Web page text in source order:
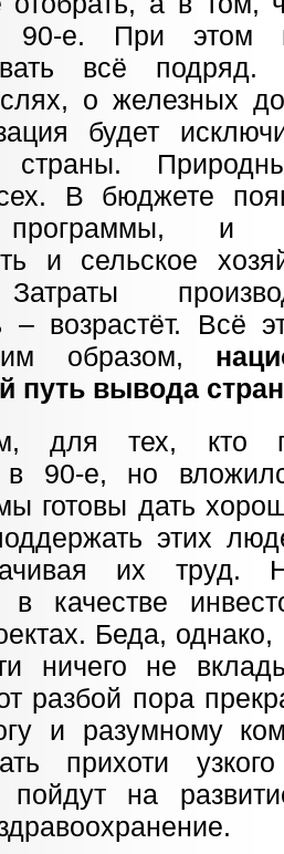
90-е. При этом
всё
о железных
будет
страны.
В бюджете
программы,
и сельское
– возрастёт. Всё
образом,
путь вывода
для тех, кто
в 90-е, но
готовы дать
этих
их труд.
в качестве
Беда,
ничего не
разбой пора
и разумному
прихоти
пойдут на